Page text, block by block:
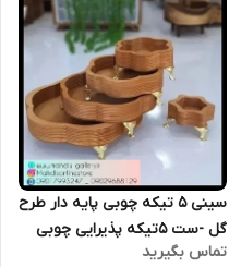
سینی 5 تیکه چوبی پایه دار طرح
گل -ست 5تیکه پذیرایی چوبی
پایه دار طرح گل
تماس بگیرید